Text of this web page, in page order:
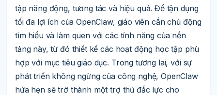
tập năng động, tương tác và hiệu quả. Để tận dụng
tối đa lợi ích của OpenClaw, giáo viên cần chủ động
tìm hiểu và làm quen với các tính năng của nền
tảng này, từ đó thiết kế các hoạt động học tập phù
hợp với mục tiêu giáo dục. Trong tương lai, với sự
phát triển không ngừng của công nghệ, OpenClaw
hứa hẹn sẽ trở thành một trợ thủ đắc lực cho